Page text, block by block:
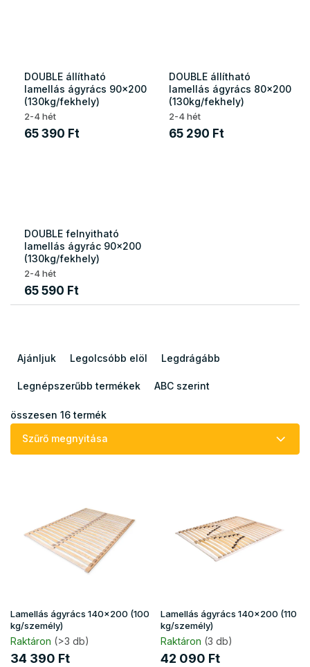
DOUBLE állítható
lamellás ágyrács 90x200
(130kg/fekhely)
2-4 hét
65 390 Ft
DOUBLE állítható
lamellás ágyrács 80x200
(130kg/fekhely)
2-4 hét
65 290 Ft
DOUBLE felnyitható
lamellás ágyrác 90x200
(130kg/fekhely)
2-4 hét
65 590 Ft
e
m
k
Ajánljuk Legolcsóbb elöl Legdrágább
Legnépszerűbb termékek ABC szerint
összesen 16termék
Szűrő megnyitása
i
s
t
á
Lamellás ágyrács 140x200 (100
kg/személy)
Raktáron (>3 db)
34 390 Ft
Lamellás ágyrács 140x200 (110
kg/személy)
Raktáron (3 db)
42 090 Ft